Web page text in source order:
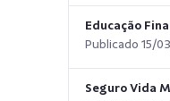
Educação
Publicado 15/
Seguro Vida